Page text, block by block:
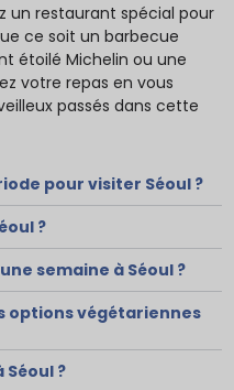
un restaurant spécial pour
ce soit un barbecue
étoilé Michelin ou une
votre repas en vous
passés dans cette
pour visiter Séoul ?
?
semaine à Séoul ?
options végétariennes
?